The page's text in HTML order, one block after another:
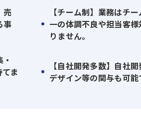
不動産の仲介や仕入れについて対
種別に関わらない全方位的物件の仕
より、直近においても安定的な不動
により、売出物件の減少や売出価格
売
事
【チーム制】業務はチ
一の体調不良や担当客
りません。
ま
【自社開発多数】自社
デザイン等の関与も可能